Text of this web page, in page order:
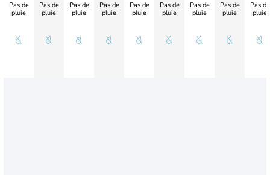
Pas de
pluie
Pas de
pluie
Pas de
pluie
Pas de
pluie
Pas de
pluie
Pas de
pluie
Pas de
pluie
Pas de
pluie
Pas de
pluie